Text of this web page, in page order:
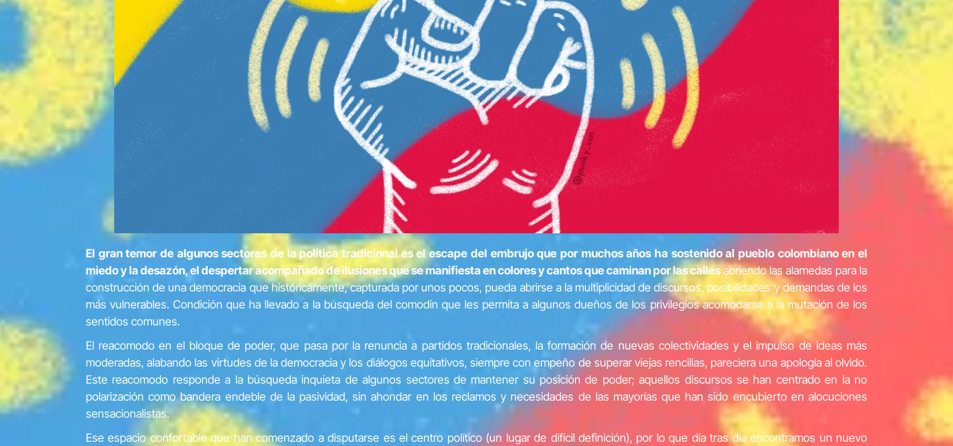
El gran temor de algunos sectores de la política tradicional es el escape del embrujo que por muchos años ha sostenido al pueblo colombiano en el
miedo y la desazón, el despertar acompañado de ilusiones que se manifiesta en colores y cantos que caminan por las callesabriendo las alamedas para la
construcción de una democracia que históricamente, capturada por unos pocos, pueda abrirse a la multiplicidad de discursos, posibilidades y demandas de los
más vulnerables. Condición que ha llevado a la búsqueda del comodín que les permita a algunos dueños de los privilegios acomodarse a la mutación de los
sentidos comunes.
El reacomodo en el bloque de poder, que pasa por la renuncia a partidos tradicionales, la formación de nuevas colectividades y el impulso de ideas más
moderadas, alabando las virtudes de la democracia y los diálogos equitativos, siempre con empeño de superar viejas rencillas, pareciera una apología al olvido.
Este reacomodo responde a la búsqueda inquieta de algunos sectores de mantener su posición de poder; aquellos discursos se han centrado en la no
polarización como bandera endeble de la pasividad, sin ahondar en los reclamos y necesidades de las mayorías que han sido encubierto en alocuciones
sensacionalistas.
Ese espacio confortable que han comenzado a disputarse es el centro político (un lugar de difícil definición), por lo que día tras día encontramos un nuevo